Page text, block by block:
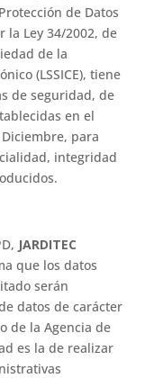
de Datos
la Ley 34/2002, de
de la
(LSSICE), tiene
de seguridad, de
en el
para
integridad
JARDITEC
que los datos
serán
datos de carácter
de la Agencia de
es la de realizar